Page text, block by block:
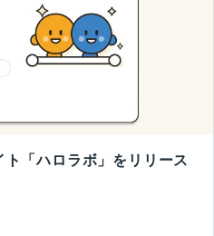
「ハロラボ」をリリース